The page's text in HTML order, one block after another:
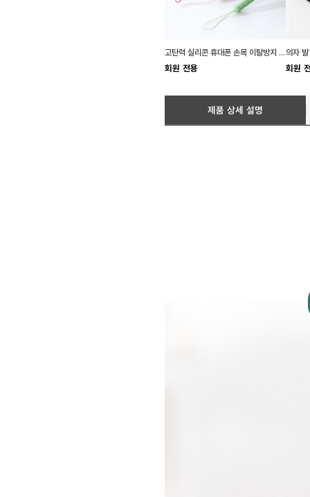
고탄력 실리콘 휴대폰 손목 이탈방지 분실방지 끈
회원 전용 회원
제품 상세 설명